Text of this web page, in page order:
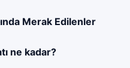
Merak Edilenler
ne kadar?